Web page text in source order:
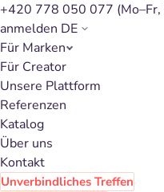
+420 778 050 077
anmelden DE
Für Marken
Für Creator
Unsere Plattform
Referenzen
Katalog
Über uns
Kontakt
Unverbindliches Treffen
Zurück zum Katalog